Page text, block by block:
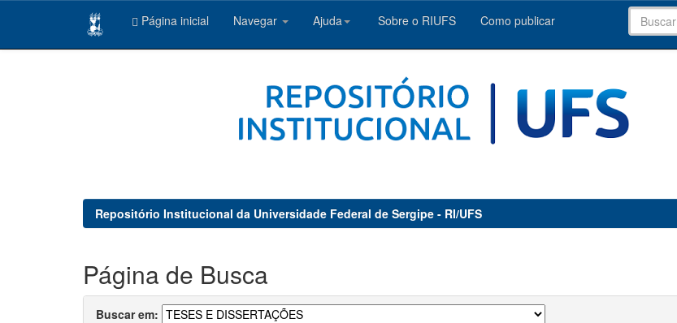
Página inicial Navegar Ajuda Sobre o RIUFS Como publicar
Repositório Institucional da Universidade Federal de Sergipe - RI/UFS
Página de Busca
Buscar em: